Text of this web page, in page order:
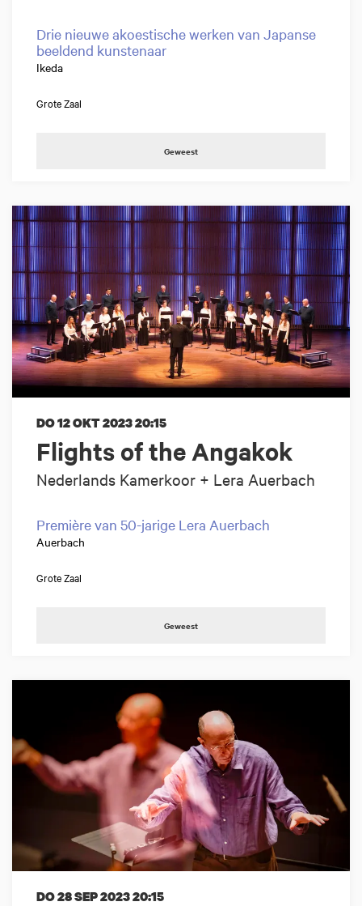
Drie nieuwe akoestische werken van Japanse
beeldend kunstenaar
Ikeda
Grote Zaal
Geweest
Flights of the Angakok
Nederlands Kamerkoor + Lera Auerbach
DO 12 OKT 202320:15
Première van 50-jarige Lera Auerbach
Auerbach
Grote Zaal
Geweest
DO 28 SEP 202320:15